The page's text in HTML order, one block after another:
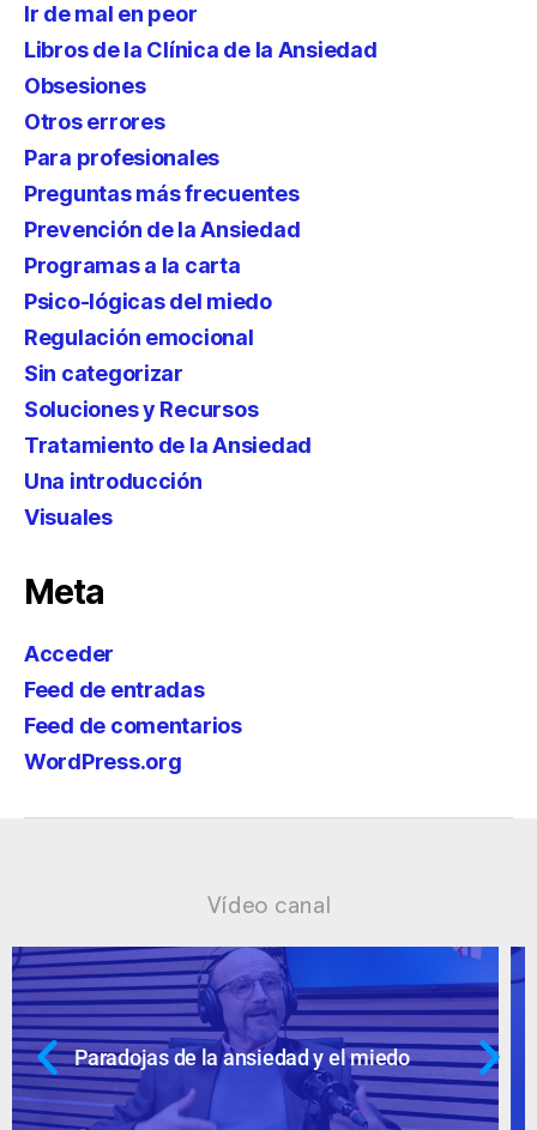
Ir de mal en peor
Libros de la Clínica de la Ansiedad
Obsesiones
Otros errores
Para profesionales
Preguntas más frecuentes
Prevención de la Ansiedad
Programas a la carta
Psico-lógicas del miedo
Regulación emocional
Sin categorizar
Soluciones y Recursos
Tratamiento de la Ansiedad
Una introducción
Visuales
Meta
Acceder
Feed de entradas
Feed de comentarios
WordPress.org
Vídeo canal
Ansiedad: supuestos cuestionables